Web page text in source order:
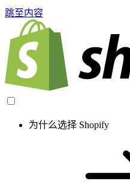
跳至内容
为什么选择 Shopify